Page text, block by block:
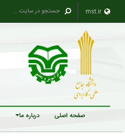
mst.ir
صفحه اصلی درباره ما